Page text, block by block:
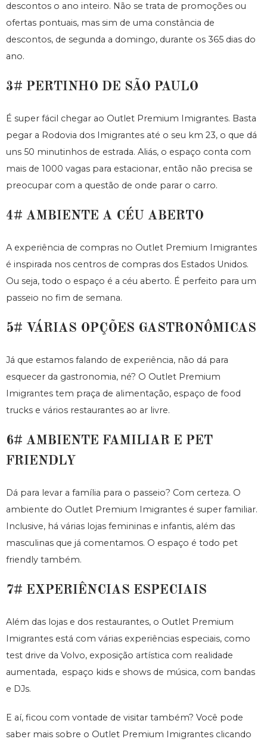
descontos o ano inteiro. Não se trata de promoções ou
ofertas pontuais, mas sim de uma constância de
descontos, de segunda a domingo, durante os 365 dias do
ano.
3# PERTINHO DE SÃO PAULO
É super fácil chegar ao Outlet Premium Imigrantes. Basta
pegar a Rodovia dos Imigrantes até o seu km 23, o que dá
uns 50 minutinhos de estrada. Aliás, o espaço conta com
mais de 1000 vagas para estacionar, então não precisa se
preocupar com a questão de onde parar o carro.
4# AMBIENTE A CÉU ABERTO
A experiência de compras no Outlet Premium Imigrantes
é inspirada nos centros de compras dos Estados Unidos.
Ou seja, todo o espaço é a céu aberto. É perfeito para um
passeio no fim de semana.
5# VÁRIAS OPÇÕES GASTRONÔMICAS
Já que estamos falando de experiência, não dá para
esquecer da gastronomia, né? O Outlet Premium
Imigrantes tem praça de alimentação, espaço de food
trucks e vários restaurantes ao ar livre.
6# AMBIENTE FAMILIAR E PET
FRIENDLY
Dá para levar a família para o passeio? Com certeza. O
ambiente do Outlet Premium Imigrantes é super familiar.
Inclusive, há várias lojas femininas e infantis, além das
masculinas que já comentamos. O espaço é todo pet
friendly também.
7# EXPERIÊNCIAS ESPECIAIS
Além das lojas e dos restaurantes, o Outlet Premium
Imigrantes está com várias experiências especiais, como
test drive da Volvo, exposição artística com realidade
aumentada, espaço kids e shows de música, com bandas
e DJs.
E aí, ficou com vontade de visitar também? Você pode
saber mais sobre o Outlet Premium Imigrantes clicando